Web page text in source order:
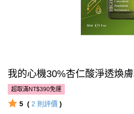
我的心機30%杏仁酸淨透煥
超取滿NT$390免運
5 ( 2 則評價 )